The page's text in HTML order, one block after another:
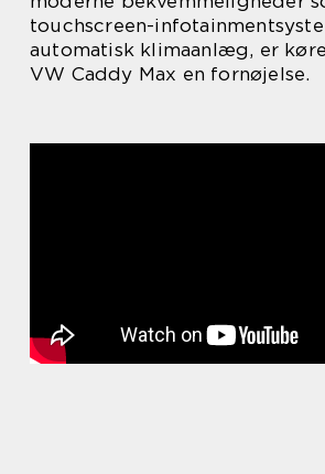
touchscreen-
automatisk klimaanlæg, er
VW Caddy Max en fornøjelse.